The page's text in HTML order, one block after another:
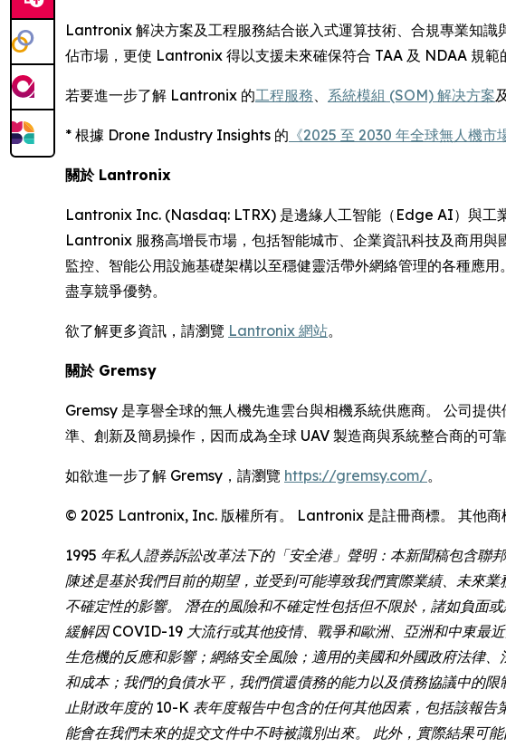
Lantronix 解决方案及工程服務結合嵌入式運算技術、合規專業知
佔市場，更使 Lantronix 得以支援未來確保符合 TAA 及 NDAA 規範
若要進一步了解 Lantronix 的工程服務 系統模組 (SOM) 解决方案
* 根據 Drone Industry Insights 的 《2025 至 2030 年全球無人機市
關於 Lantronix
Lantronix Inc. (Nasdaq: LTRX) 是邊緣人工智能（Edge AI）與工
Lantronix 服務高增長市場，包括智能城市、企業資訊科技及商用
監控、智能公用設施基礎架構以至穩健靈活帶外網絡管理的各種應
盡享競爭優勢。
欲了解更多資訊，請瀏覽 Lantronix 網站。
關於 Gremsy
Gremsy 是享譽全球的無人機先進雲台與相機系統供應商。 公司提
準、創新及簡易操作，因而成為全球 UAV 製造商與系統整合商的可靠
如欲進一步了解 Gremsy，請瀏覽 https://gremsy.com/。
© 2025 Lantronix, Inc. 版權所有。 Lantronix 是註冊商標。 其他商
1995 年私人證券訴訟改革法下的「安全港」聲明：本新聞稿包含
陳述是基於我們目前的期望，並受到可能導致我們實際業績、未來
不確定性的影響。 潛在的風險和不確定性包括但不限於，諸如負面
緩解因 COVID-19 大流行或其他疫情、戰爭和歐洲、亞洲和中東最
生危機的反應和影響；網絡安全風險；適用的美國和外國政府法律
和成本；我們的負債水平，我們償還債務的能力以及債務協議中的
止財政年度的 10-K 表年度報告中包含的任何其他因素，包括該報
能會在我們未來的提交文件中不時被識別出來。 此外，實際結果可